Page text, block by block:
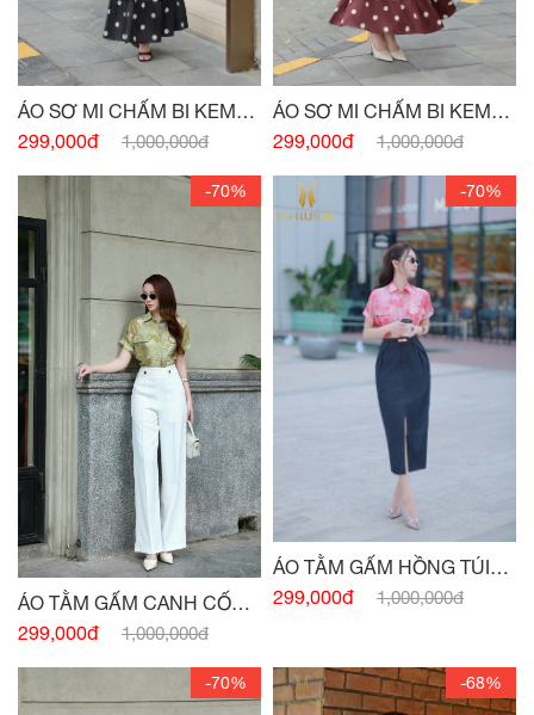
ÁO SƠ MI CHẤM BI KEM
ĐEN CHUN VAI
299,000đ 1,000,000đ
ÁO SƠ MI CHẤM BI KEM
ĐỎ CHUN VAI
299,000đ 1,000,000đ
-70%
ÁO TẰM GẤM CANH CỐM
TÚI NGỰC
299,000đ 1,000,000đ
-70%
ÁO TẰM GẤM HỒNG TÚI
NGỰC
299,000đ 1,000,000đ
-70% -68%